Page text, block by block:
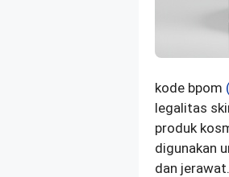
kode bpom
legalitas
produk
digunakan
dan jerawat.